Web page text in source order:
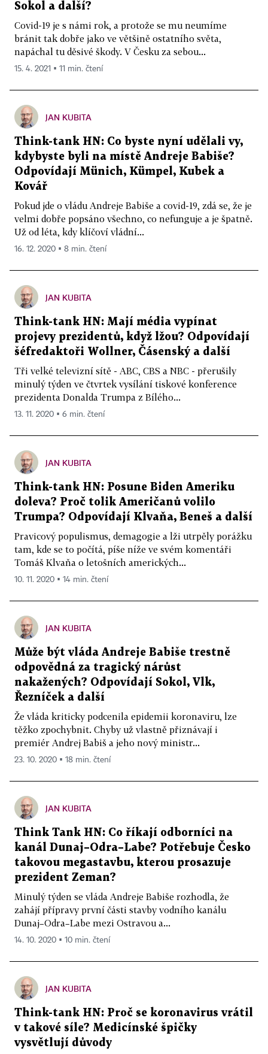
Sokol a další?
Covid-19 je s námi rok, a protože se mu neumíme
bránit tak dobře jako ve většině ostatního světa,
napáchal tu děsivé škody. V Česku za sebou...
15. 4. 2021 ▪ 11 min. čtení
JAN KUBITA
Think-tank HN: Co byste nyní udělali vy,
kdybyste byli na místě Andreje Babiše?
Odpovídají Münich, Kümpel, Kubek a
Kovář
Pokud jde o vládu Andreje Babiše a covid-19, zdá se, že je
velmi dobře popsáno všechno, co nefunguje a je špatně.
Už od léta, kdy klíčoví vládní...
16. 12. 2020 ▪ 8 min. čtení
JAN KUBITA
Think-tank HN: Mají média vypínat
projevy prezidentů, když lžou? Odpovídají
šéfredaktoři Wollner, Čásenský a další
Tři velké televizní sítě - ABC, CBS a NBC - přerušily
minulý týden ve čtvrtek vysílání tiskové konference
prezidenta Donalda Trumpa z Bílého...
13. 11. 2020 ▪ 6 min. čtení
JAN KUBITA
Think-tank HN: Posune Biden Ameriku
doleva? Proč tolik Američanů volilo
Trumpa? Odpovídají Klvaňa, Beneš a další
Pravicový populismus, demagogie a lži utrpěly porážku
tam, kde se to počítá, píše níže ve svém komentáři
Tomáš Klvaňa o letošních amerických...
10. 11. 2020 ▪ 14 min. čtení
JAN KUBITA
Může být vláda Andreje Babiše trestně
odpovědná za tragický nárůst
nakažených? Odpovídají Sokol, Vlk,
Řezníček a další
Že vláda kriticky podcenila epidemii koronaviru, lze
těžko zpochybnit. Chyby už vlastně přiznávají i
premiér Andrej Babiš a jeho nový ministr...
23. 10. 2020 ▪ 18 min. čtení
JAN KUBITA
Think Tank HN: Co říkají odborníci na
kanál Dunaj–Odra–Labe? Potřebuje Česko
takovou megastavbu, kterou prosazuje
prezident Zeman?
Minulý týden se vláda Andreje Babiše rozhodla, že
zahájí přípravy první části stavby vodního kanálu
Dunaj–Odra–Labe mezi Ostravou a...
14. 10. 2020 ▪ 10 min. čtení
JAN KUBITA
Think-tank HN: Proč se koronavirus vrátil
v takové síle? Medicínské špičky
vysvětlují důvody